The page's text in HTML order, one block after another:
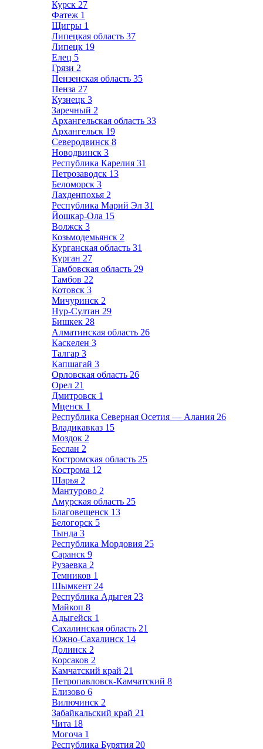
Курск 27
Фатеж 1
Щигры 1
Липецкая область 37
Липецк 19
Елец 5
Грязи 2
Пензенская область 35
Пенза 27
Кузнецк 3
Заречный 2
Архангельская область 33
Архангельск 19
Северодвинск 8
Новодвинск 3
Республика Карелия 31
Петрозаводск 13
Беломорск 3
Лахденпохья 2
Республика Марий Эл 31
Йошкар-Ола 15
Волжск 3
Козьмодемьянск 2
Курганская область 31
Курган 27
Тамбовская область 29
Тамбов 22
Котовск 3
Мичуринск 2
Нур-Султан 29
Бишкек 28
Алматинская область 26
Каскелен 3
Талгар 3
Капшагай 3
Орловская область 26
Орел 21
Дмитровск 1
Мценск 1
Республика Северная Осетия — Алания 26
Владикавказ 15
Моздок 2
Беслан 2
Костромская область 25
Кострома 12
Шарья 2
Мантурово 2
Амурская область 25
Благовещенск 13
Белогорск 5
Тында 3
Республика Мордовия 25
Саранск 9
Рузаевка 2
Темников 1
Шымкент 24
Республика Адыгея 23
Майкоп 8
Адыгейск 1
Сахалинская область 21
Южно-Сахалинск 14
Долинск 2
Корсаков 2
Камчатский край 21
Петропавловск-Камчатский 8
Елизово 6
Вилючинск 2
Забайкальский край 21
Чита 18
Могоча 1
Республика Бурятия 20